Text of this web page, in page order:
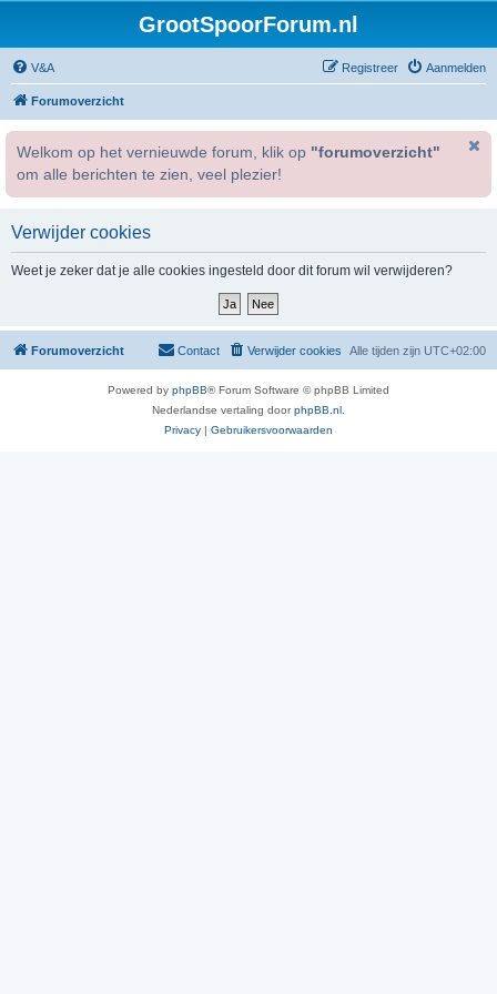
GrootSpoorForum.nl
V&A Aanmelden
Registreer
Forumoverzicht
Welkom op het vernieuwde forum, klik op "forumoverzicht"
om alle berichten te zien, veel plezier!
Verwijder cookies
Weet je zeker dat je alle cookies ingesteld door dit forum wil verwijderen?
Forumoverzicht Alle tijden zijn UTC+02:00
Verwijder cookies
Contact
Powered by phpBB® Forum Software © phpBB Limited
Nederlandse vertaling doorphpBB.nl
Privacy | Gebruikersvoorwaarden